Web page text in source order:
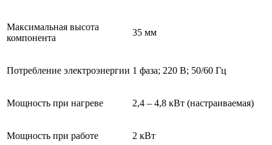
Максимальная высота
компонента
35 мм
Потребление электроэнергии 1 фаза; 220 В; 50/60 Гц
Мощность при нагреве 2,4 – 4,8 кВт (настраиваемая)
Мощность при работе 2 кВт